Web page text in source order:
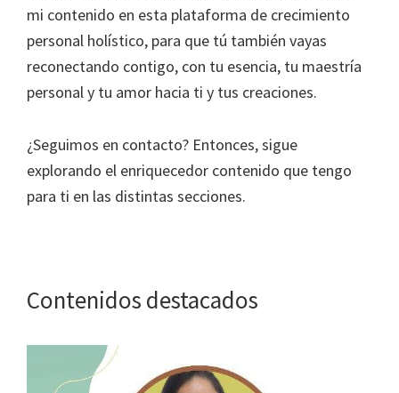
mi contenido en esta plataforma de crecimiento
personal holístico, para que tú también vayas
reconectando contigo, con tu esencia, tu maestría
personal y tu amor hacia ti y tus creaciones.
¿Seguimos en contacto? Entonces, sigue
explorando el enriquecedor contenido que tengo
para ti en las distintas secciones.
Contenidos destacados